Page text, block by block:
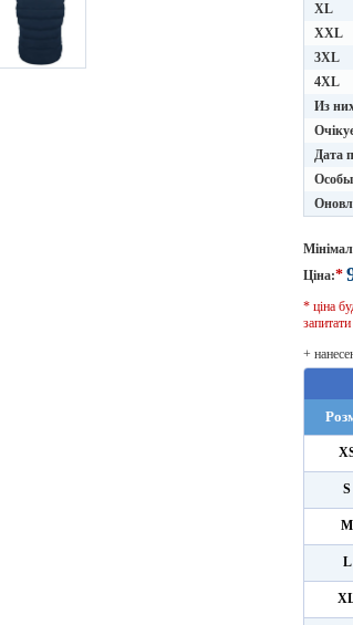
XL
XXL
3XL
4XL
Из
Дата
Ціна:*
* ціна
+
S
M
L